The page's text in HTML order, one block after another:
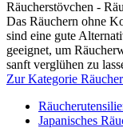
Räucherstövchen -
Das Räuchern ohne
sind eine gute
geeignet, um
sanft verglühen zu
Zur Kategorie
Japanisches